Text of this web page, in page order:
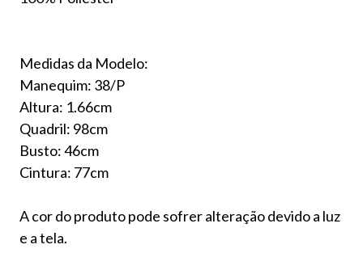
Medidas da Modelo:
Manequim: 38/P
Altura: 1.66cm
Quadril: 98cm
Busto: 46cm
Cintura: 77cm
A cor do produto pode sofrer alteração devido a luz
e a tela.